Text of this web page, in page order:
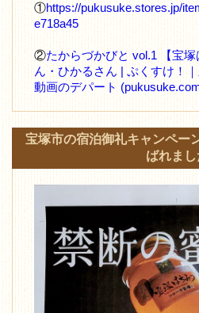
①https://pukusuke.stores.jp/
e718a45
②たからづかびと vol.1 【宝
ん・ひかるさん | ぷくすけ！
動画のデパート
宝塚市の宿泊御礼キャンペー
ばれまし